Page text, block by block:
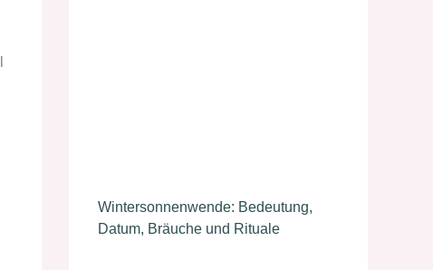
Wintersonnenwende: Bedeutung,
Datum, Bräuche und Rituale